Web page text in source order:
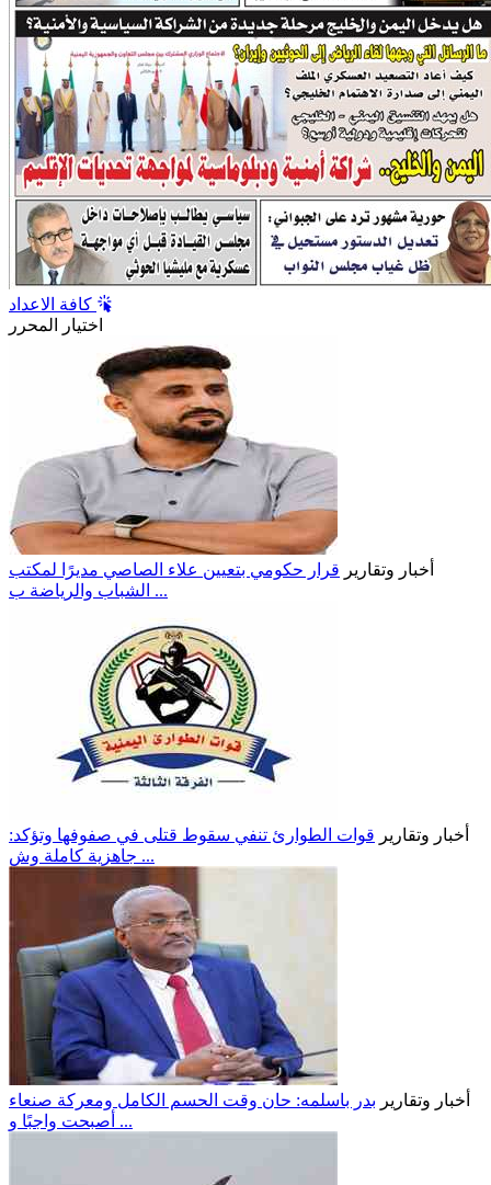
اختيار المحرر
أخبار وتقارير قرار حكومي بتعيين علاء الصاصي مديرًا لمكتب
الشباب والرياضة ب ...
أخبار وتقارير قوات الطوارئ تنفي سقوط قتلى في صفوفها وتؤكد:
جاهزية كاملة وش ...
أخبار وتقارير بدر باسلمه: حان وقت الحسم الكامل ومعركة صنعاء
أصبحت واجبًا و ...